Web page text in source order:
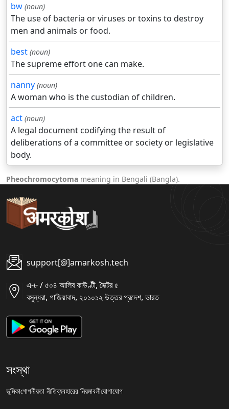
bw (noun)
The use of bacteria or viruses or toxins to destroy
men and animals or food.
best (noun)
The supreme effort one can make.
nanny (noun)
A woman who is the custodian of children.
act (noun)
A legal document codifying the result of
deliberations of a committee or society or legislative
body.
Pheochromocytoma meaning in Bengali (Bangla).
support[@]amarkosh.tech
এ-৮ / ৫০৪ আলিব কাউণ্টী, সৈক্টর ৫
বসুন্ধরা, গাজিয়াবাদ, ২০১০১২ উত্তর প্রদেশ, ভারত
সংস্থা
ভূমিকাগোপনীয়তা নীতিব্যবহারের নিয়মাবলীযোগাযোগ